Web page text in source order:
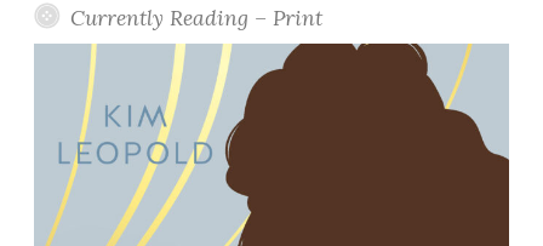
Currently Reading – Print